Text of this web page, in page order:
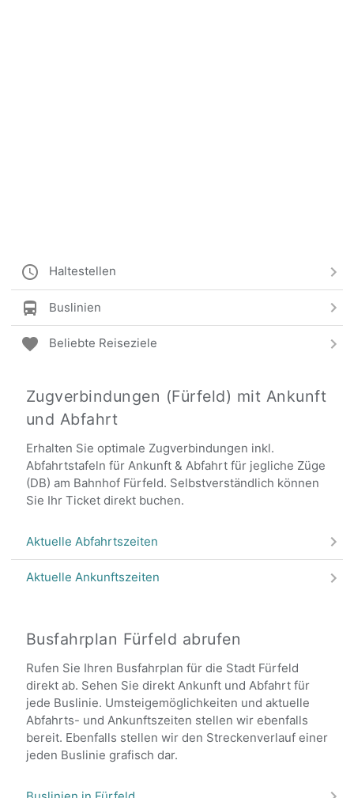
Haltestellen
Buslinien
Beliebte Reiseziele
Zugverbindungen (Fürfeld) mit Ankunft
und Abfahrt
Erhalten Sie optimale Zugverbindungen inkl.
Abfahrtstafeln für Ankunft & Abfahrt für jegliche Züge
(DB) am Bahnhof Fürfeld. Selbstverständlich können
Sie Ihr Ticket direkt buchen.
Aktuelle Abfahrtszeiten
Aktuelle Ankunftszeiten
Busfahrplan Fürfeld abrufen
Rufen Sie Ihren Busfahrplan für die Stadt Fürfeld
direkt ab. Sehen Sie direkt Ankunft und Abfahrt für
jede Buslinie. Umsteigemöglichkeiten und aktuelle
Abfahrts- und Ankunftszeiten stellen wir ebenfalls
bereit. Ebenfalls stellen wir den Streckenverlauf einer
jeden Buslinie grafisch dar.